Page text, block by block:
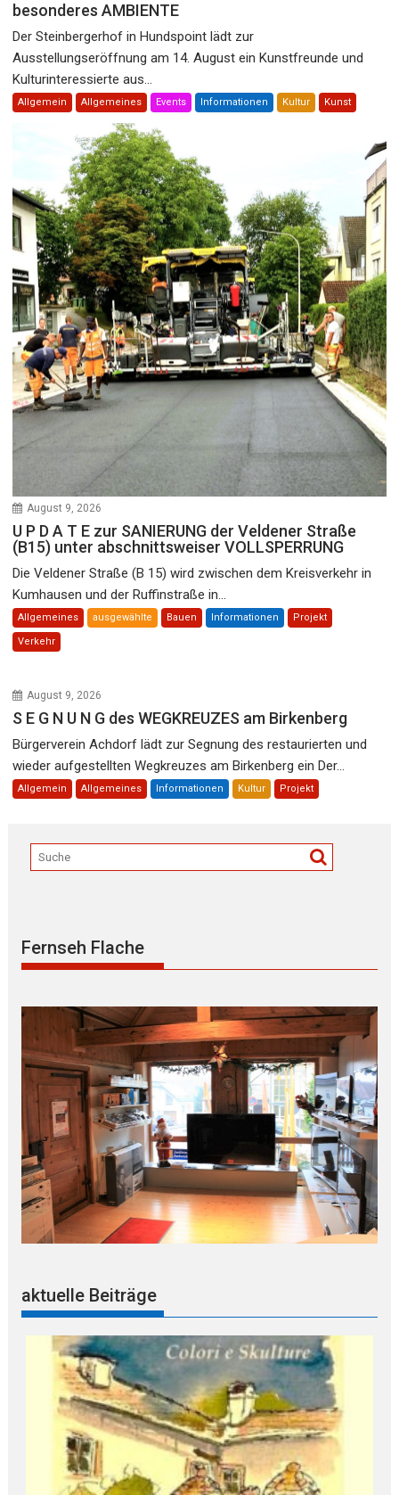
besonderes AMBIENTE
Der Steinbergerhof in Hundspoint lädt zur
Ausstellungseröffnung am 14. August ein Kunstfreunde und
Kulturinteressierte aus...
Allgemein Allgemeines Events Informationen Kultur Kunst
August 9, 2026
U P D A T E zur SANIERUNG der Veldener Straße
(B15) unter abschnittsweiser VOLLSPERRUNG
Die Veldener Straße (B 15) wird zwischen dem Kreisverkehr in
Kumhausen und der Ruffinstraße in...
Allgemeines ausgewählte Bauen Informationen Projekt
Verkehr
August 9, 2026
S E G N U N G des WEGKREUZES am Birkenberg
Bürgerverein Achdorf lädt zur Segnung des restaurierten und
wieder aufgestellten Wegkreuzes am Birkenberg ein Der...
Allgemein Allgemeines Informationen Kultur Projekt
Fernseh Flache
aktuelle Beiträge